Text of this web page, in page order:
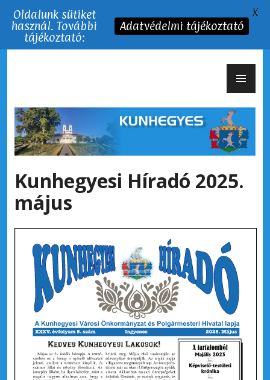
Kunhegyesi Híradó 2025.
május
Oldalunk sütiket
használ. További
tájékoztató:
Adatvédelmi tájékoztató
X